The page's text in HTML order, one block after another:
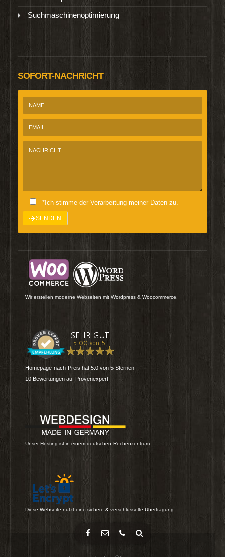
Suchmaschinenoptimierung
SOFORT-NACHRICHT
*Ich stimme der Verarbeitung meiner Daten zu.
Wir erstellen moderne Webseiten mit Wordpress & Woocommerce.
Homepage-nach-Preis hat 5.0 von 5 Sternen
10 Bewertungen auf Provenexpert
Unser Hosting ist in einem deutschen Rechenzentrum.
Diese Webseite nutzt eine sichere & verschlüsselte Übertragung.